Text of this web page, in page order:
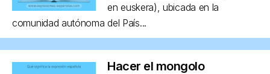
en euskera), ubicada en la
comunidad autónoma del País...
Hacer el mongolo